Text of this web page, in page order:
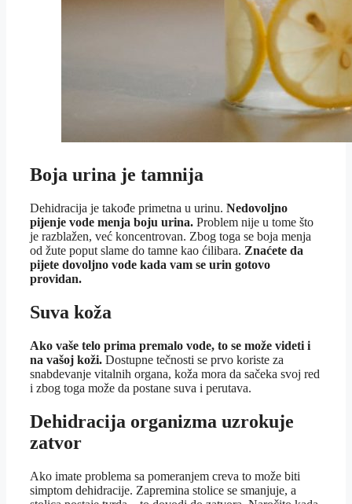
Boja urina je tamnija
Dehidracija je takođe primetna u urinu. Nedovoljno
pijenje vode menja boju urina. Problem nije u tome što
je razblažen, već koncentrovan. Zbog toga se boja menja
od žute poput slame do tamne kao ćilibara. Znaćete da
pijete dovoljno vode kada vam se urin gotovo
providan.
Suva koža
Ako vaše telo prima premalo vode, to se može videti i
na vašoj koži. Dostupne tečnosti se prvo koriste za
snabdevanje vitalnih organa, koža mora da sačeka svoj red
i zbog toga može da postane suva i perutava.
Dehidracija organizma uzrokuje
zatvor
Ako imate problema sa pomeranjem creva to može biti
simptom dehidracije. Zapremina stolice se smanjuje, a